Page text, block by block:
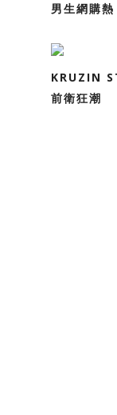
男生網購
KRUZIN
前衛狂潮